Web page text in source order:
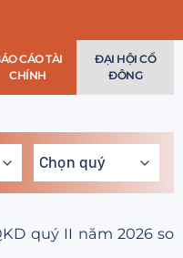
CÁO TÀI
CHÍNH
ĐẠI HỘI CỔ
ĐÔNG
quý II năm 2026 so